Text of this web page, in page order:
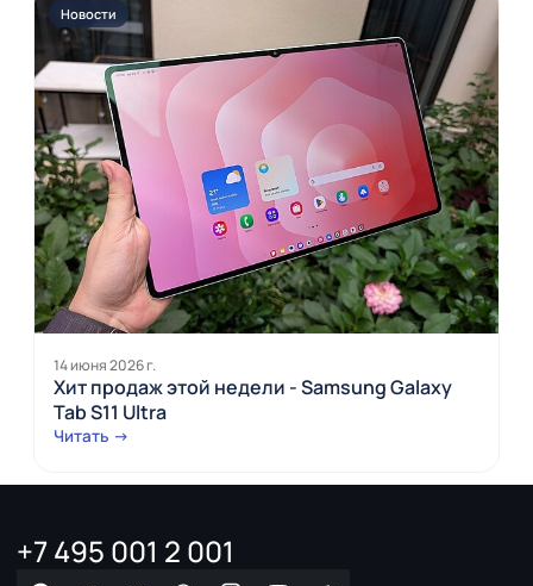
Новости
14 июня 2026 г.
Хит продаж этой недели - Samsung Galaxy
Tab S11 Ultra
Читать →
+7 495 001 2 001